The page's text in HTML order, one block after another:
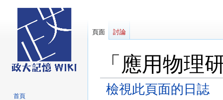
「應用物理
檢視此頁面的日誌
頁面 討論
首頁